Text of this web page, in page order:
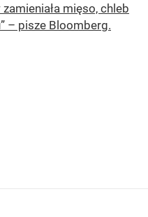
mięso, chleb
– pisze Bloomberg.